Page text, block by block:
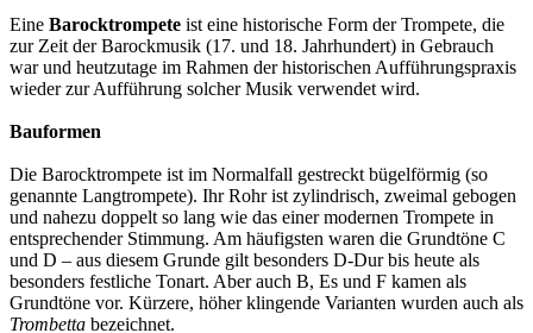
Eine Barocktrompete ist eine historische Form der Trompete, die
zur Zeit der Barockmusik (17. und 18. Jahrhundert) in Gebrauch
war und heutzutage im Rahmen der historischen Aufführungspraxis
wieder zur Aufführung solcher Musik verwendet wird.
Bauformen
Die Barocktrompete ist im Normalfall gestreckt bügelförmig (so
genannte Langtrompete). Ihr Rohr ist zylindrisch, zweimal gebogen
und nahezu doppelt so lang wie das einer modernen Trompete in
entsprechender Stimmung. Am häufigsten waren die Grundtöne C
und D – aus diesem Grunde gilt besonders D-Dur bis heute als
besonders festliche Tonart. Aber auch B, Es und F kamen als
Grundtöne vor. Kürzere, höher klingende Varianten wurden auch als
Trombetta bezeichnet.